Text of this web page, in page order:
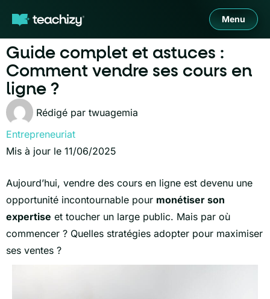
Menu
Guide complet et astuces :
Comment vendre ses cours en
ligne ?
Rédigé par twuagemia
Entrepreneuriat
Mis à jour le 11/06/2025
Aujourd’hui, vendre des cours en ligne est devenu une
opportunité incontournable pour monétiser son
expertise et toucher un large public. Mais par où
commencer ? Quelles stratégies adopter pour maximiser
ses ventes ?